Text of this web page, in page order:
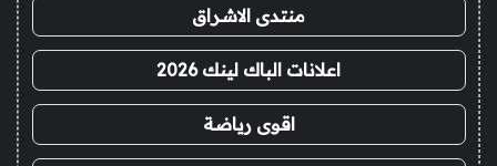
منتدى الاشراق
اعلانات الباك لينك 2026
اقوى رياضة